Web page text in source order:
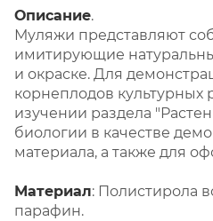
Описание.
Муляжи представляют
имитирующие
и окраске. Для
корнеплодов культурных
изучении раздела
биологии в качестве
материала, а также для
Материал: Полистирола
парафин.